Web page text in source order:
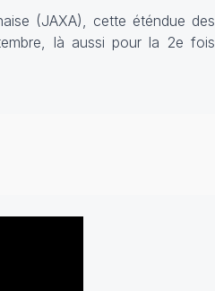
(JAXA), cette éténdue des
là aussi pour la 2e fois